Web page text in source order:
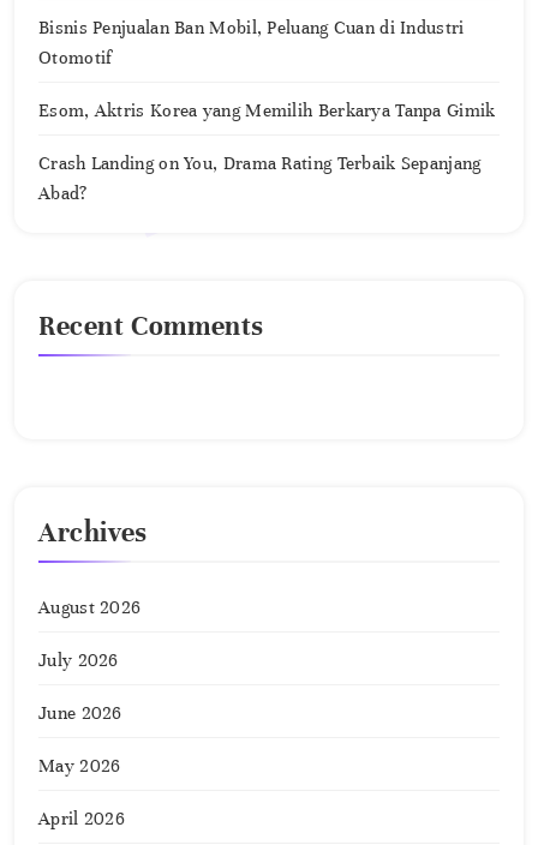
Bisnis Penjualan Ban Mobil, Peluang Cuan di Industri
Otomotif
Esom, Aktris Korea yang Memilih Berkarya Tanpa Gimik
Crash Landing on You, Drama Rating Terbaik Sepanjang
Abad?
Recent Comments
Archives
August 2026
July 2026
June 2026
May 2026
April 2026